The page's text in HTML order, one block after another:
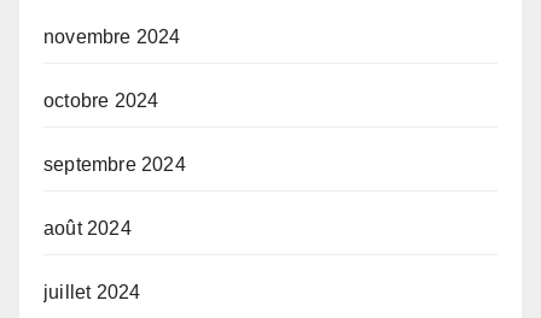
novembre 2024
octobre 2024
septembre 2024
août 2024
juillet 2024